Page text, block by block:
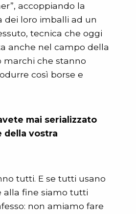
accoppiando la
dei loro imballi ad un
tecnica che oggi
anche nel campo della
marchi che stanno
così borse e
mai serializzato
della vostra
tutti. E se tutti usano
alla fine siamo tutti
non amiamo fare